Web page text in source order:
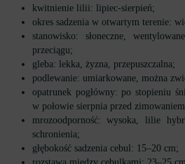
kwitnienie lilii: lipiec-sierpień;
okres sadzenia w otwartym terenie:
stanowisko: słoneczne,
przeciągu;
gleba: lekka, żyzna, przepuszczalna;
podlewanie: umiarkowane, można
opatrunek pogłówny: po stopieniu
w połowie sierpnia przed
mrozoodporność: wysoka, lilie
schronienia;
głębokość sadzenia cebul: 15–20 cm;